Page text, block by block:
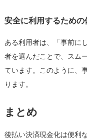
安全に利用するための
ある利用者は、「事前に
者を選んだことで、スム
ています。このように、
ります。
まとめ
後払い決済現金化は便利